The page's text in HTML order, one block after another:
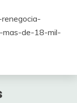
mas-de-18-mil-